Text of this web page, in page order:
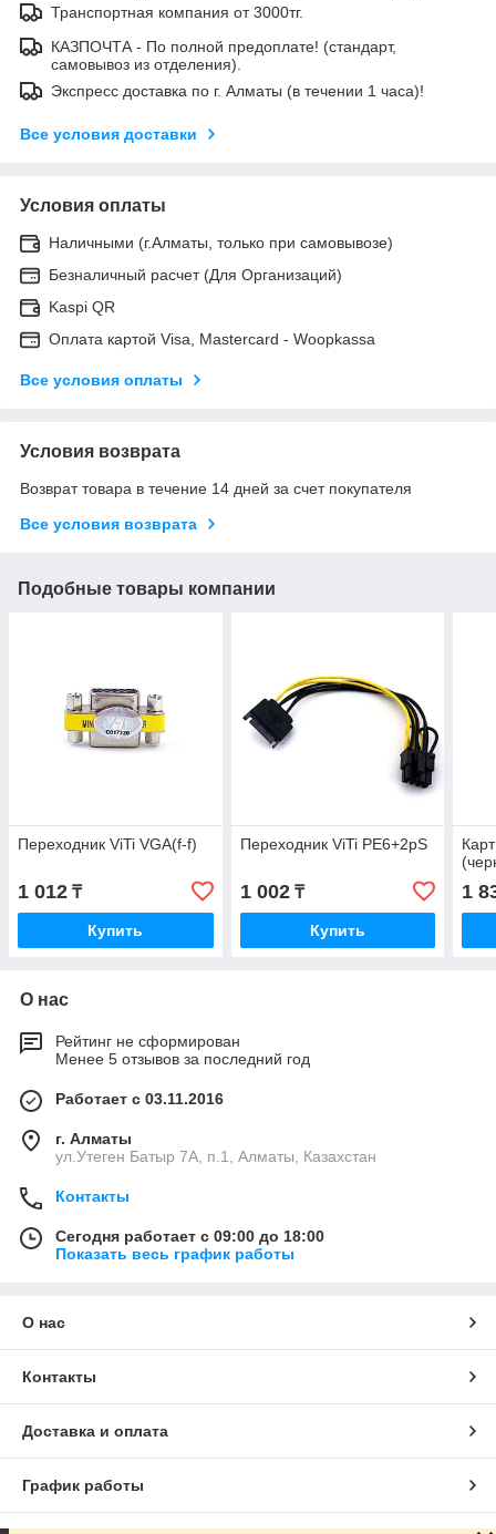
Транспортная компания от 3000тг.
КАЗПОЧТА - По полной предоплате! (стандарт,
самовывоз из отделения).
Экспресс доставка по г. Алматы (в течении 1 часа)!
Все условия доставки
Условия оплаты
Наличными (г.Алматы, только при самовывозе)
Безналичный расчет (Для Организаций)
Kaspi QR
Оплата картой Visa, Mastercard - Woopkassa
Все условия оплаты
Условия возврата
Возврат товара в течение 14 дней за счет покупателя
Все условия возврата
Подобные товары компании
Переходник ViTi VGA(f-f)
1 012 ₸
Купить
Переходник ViTi PE6+2pS
1 002₸
Купить
1
О нас
Рейтинг не сформирован
Менее 5 отзывов за последний год
Работает с 03.11.2016
г. Алматы
ул.Утеген Батыр 7А, п.1, Алматы, Казахстан
Контакты
Сегодня работает с 09:00 до 18:00
Показать весь график работы
О нас
Контакты
Доставка и оплата
График работы